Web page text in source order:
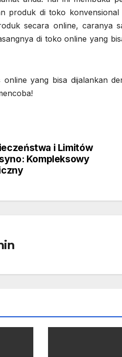
produk di toko
secara online, caranya
di toko online yang
online yang bisa dijalankan
i Limitów
Kompleksowy